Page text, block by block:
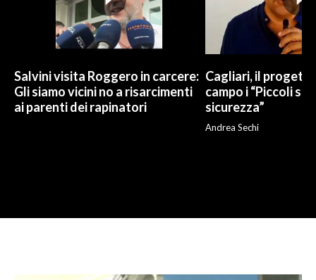
Salvini visita Roggero in carcere:
Gli siamo vicini no a risarcimenti
ai parenti dei rapinatori
Cagliari, il
campo i “Piccoli
sicurezza”
Andrea Sechi